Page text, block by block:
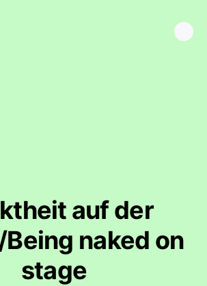
auf der
naked on
stage